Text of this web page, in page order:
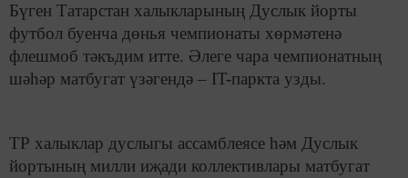
Бүген Татарстан халыкларының Дуслык йорты
футбол буенча дөнья чемпионаты хөрмәтенә
флешмоб тәкъдим итте. Әлеге чара чемпионатның
шәһәр матбугат үзәгендә – IT-паркта узды.
ТР халыклар дуслыгы ассамблеясе һәм Дуслык
йортының милли иҗади коллективлары матбугат